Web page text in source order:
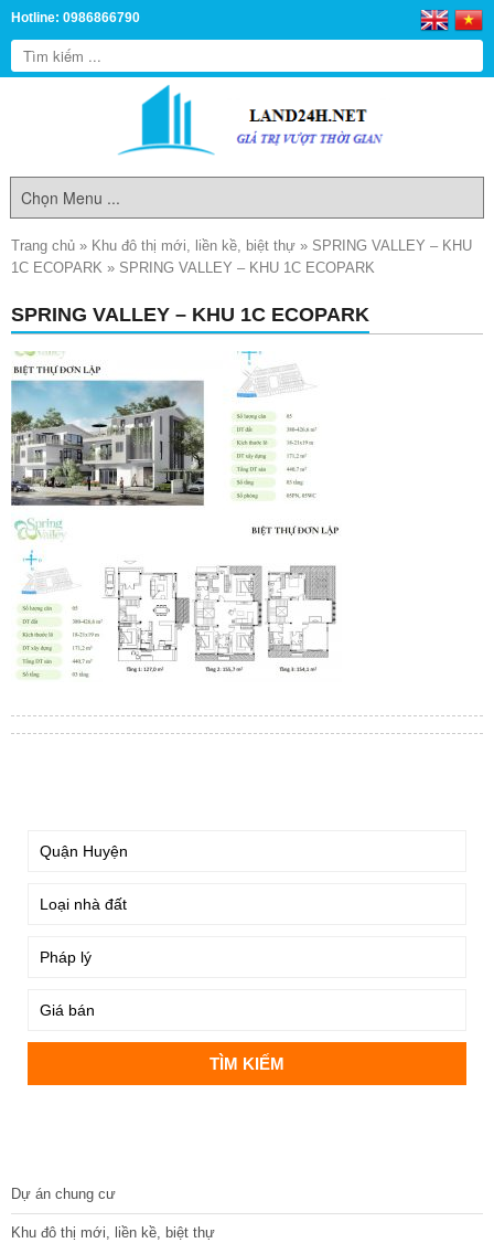
Hotline: 0986866790
Trang chủ » Khu đô thị mới, liền kề, biệt thự » SPRING VALLEY – KHU
1C ECOPARK » SPRING VALLEY – KHU 1C ECOPARK
SPRING VALLEY – KHU 1C ECOPARK
Dự án chung cư
Khu đô thị mới, liền kề, biệt thự